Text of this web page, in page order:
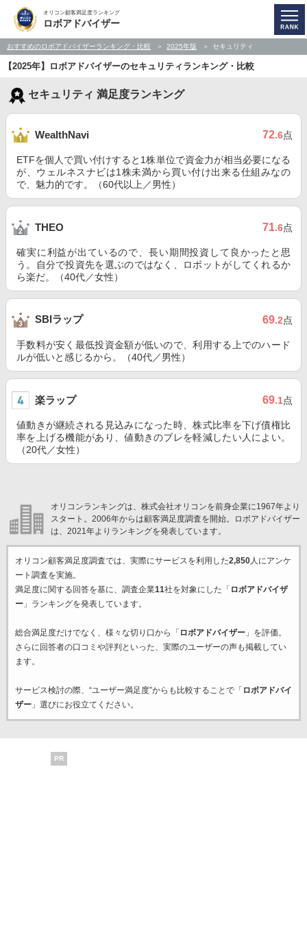
オリコン顧客満足度ランキング
ロボアドバイザー
おすすめのロボアドバイザーランキング・比較 2025年版 セキュリティ
【2025年】ロボアドバイザーのセキュリティランキング・比較
セキュリティ 満足度ランキング
WealthNavi 72.6点
ETFを個人で買い付けすると1株単位で資金力が相当必要になる
が、ウェルネスナビは1株未満から買い付け出来る仕組みなの
で、魅力的です。（60代以上／男性）
THEO 71.6点
確実に利益が出ているので、長い期間投資して良かったと思
う。自分で投資先を選ぶのではなく、ロボットがしてくれるか
ら楽だ。（40代／女性）
SBIラップ 69.2点
手数料が安く最低投資金額が低いので、利用する上でのハード
ルが低いと感じるから。（40代／男性）
楽ラップ 69.1点
値動きが継続される見込みになった時、株式比率を下げ債権比
率を上げる機能があり、値動きのブレを軽減したい人によい。
（20代／女性）
オリコンランキングは、株式会社オリコンを前身企業に1967年より
スタート。2006年からは顧客満足度調査を開始。ロボアドバイザー
は、2021年よりランキングを発表しています。
オリコン顧客満足度調査では、実際にサービスを利用した2,850人にアンケ
ート調査を実施。
満足度に関する回答を基に、調査企業11社を対象にした「 ロボアドバイザ
ー」ランキングを発表しています。
総合満足度だけでなく、様々な切り口から「 ロボアドバイザー」を評価。
さらに回答者の口コミや評判といった、実際のユーザーの声も掲載してい
ます。
サービス検討の際、“ユーザー満足度”からも比較することで「 ロボアドバイ
ザー」選びにお役立てください。
PR